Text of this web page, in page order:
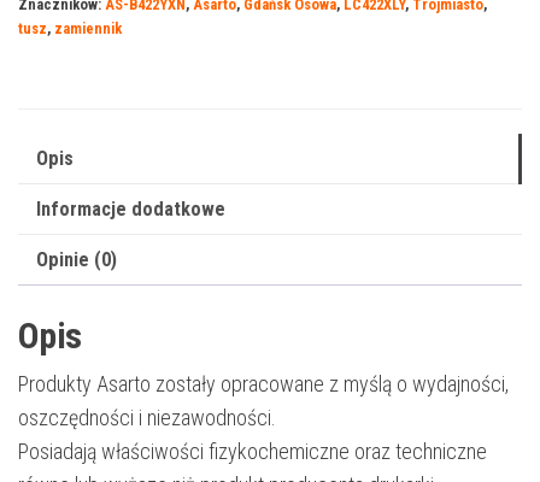
422YXN
1500
19ml
|
yellow
Znaczników: AS-B422YXN, Asarto, Gdańsk Osowa, LC422XLY, Trójmiasto,
tusz, zamiennik
Opis
Informacje dodatkowe
Opinie (0)
Opis
Produkty Asarto zostały opracowane z myślą o wydajności,
oszczędności i niezawodności.
Posiadają właściwości fizykochemiczne oraz techniczne